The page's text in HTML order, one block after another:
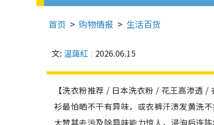
首页 购物情报 生活百货
文: 溫藹紅 2026.06.15
【洗衣粉推荐 / 日本洗衣粉 / 花王高渗透
衫最怕晒不干有异味，或衣裤汗渍发黄洗
大赞其去污及除异味能力惊人，浸泡后连